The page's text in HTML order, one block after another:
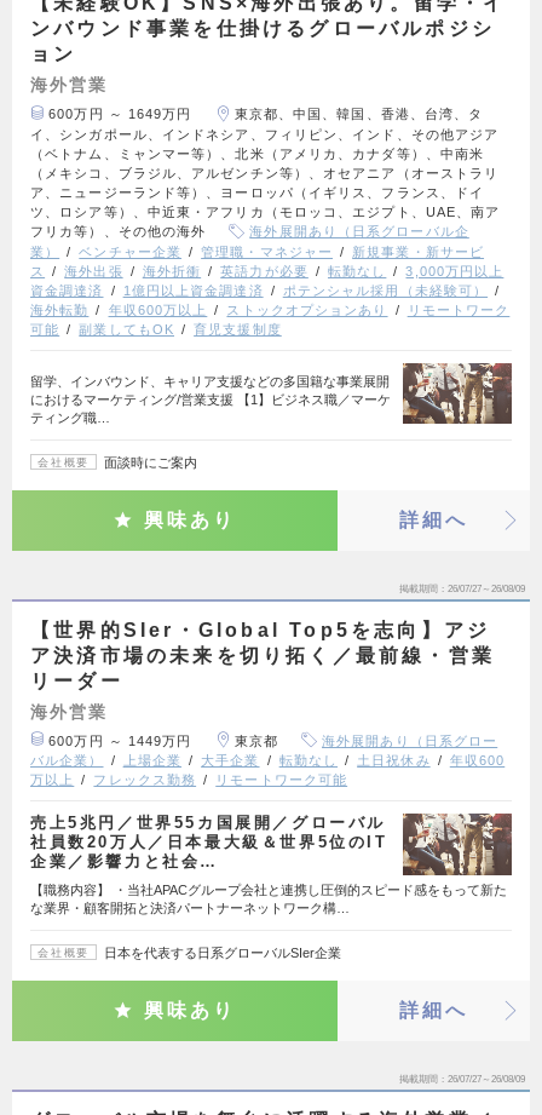
ンバウンド事業を仕掛けるグローバルポジシ
ョン
海外営業
600万円 ～ 1649万円
東京都、中国、韓国、香港、台湾、タ
イ、シンガポール、インドネシア、フィリピン、インド、その他アジア
（ベトナム、ミャンマー等）、北米（アメリカ、カナダ等）、中南米
（メキシコ、ブラジル、アルゼンチン等）、オセアニア（オーストラリ
ア、ニュージーランド等）、ヨーロッパ（イギリス、フランス、ドイ
ツ、ロシア等）、中近東・アフリカ（モロッコ、エジプト、UAE、南ア
フリカ等）、その他の海外
海外展開あり（日系グローバル企
業）
ベンチャー企業 管理職・マネジャー
新規事業・新サービ
ス
海外出張 海外折衝 英語力が必要 転勤なし
3,000万円以上
資金調達済
1億円以上資金調達済
ポテンシャル採用（未経験可）
海外転勤
年収600万以上 ストックオプションあり
リモートワーク
可能
副業してもOK 育児支援制度
留学、インバウンド、キャリア支援などの多国籍な事業展開
におけるマーケティング/営業支援 【1】ビジネス職／マーケ
ティング職…
会社概要 面談時にご案内
興味あり 詳細へ
掲載期間 26/07/27～26/08/09
【世界的SIer・Global Top5を志向】アジ
ア決済市場の未来を切り拓く／最前線・営業
リーダー
海外営業
600万円 ～ 1449万円 東京都
海外展開あり（日系グロー
バル企業）
上場企業 大手企業 転勤なし 土日祝休み
年収600
万以上
フレックス勤務 リモートワーク可能
売上5兆円／世界55カ国展開／グローバル
社員数20万人／日本最大級＆世界5位のIT
企業／影響力と社会…
【職務内容】 ・当社APACグループ会社と連携し圧倒的スピード感をもって新た
な業界・顧客開拓と決済パートナーネットワーク構…
会社概要 日本を代表する日系グローバルSIer企業
興味あり 詳細へ
掲載期間 26/07/27～26/08/09